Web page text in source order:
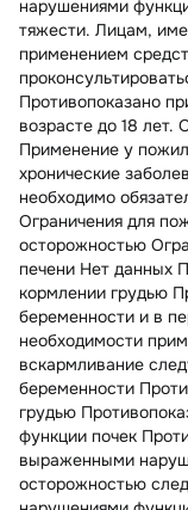
нарушениями
тяжести. Лицам,
применением
Противопоказано
возрасте до 18 лет.
Применение у
хронические
необходимо
Ограничения для
осторожностью
печени Нет данных
кормлении грудью
беременности и в
необходимости
вскармливание
беременности
грудью
функции почек
выраженными
осторожностью